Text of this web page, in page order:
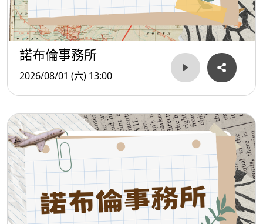
諾布倫事務所
2026/08/01 (六) 13:00